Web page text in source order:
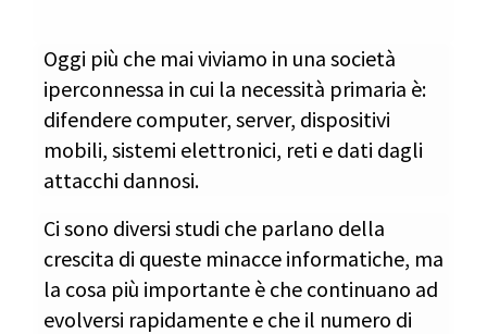
Oggi più che mai viviamo in una società
iperconnessa in cui la necessità primaria è:
difendere computer, server, dispositivi
mobili, sistemi elettronici, reti e dati dagli
attacchi dannosi.
Ci sono diversi studi che parlano della
crescita di queste minacce informatiche, ma
la cosa più importante è che continuano ad
evolversi rapidamente e che il numero di